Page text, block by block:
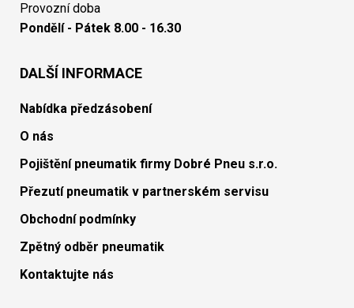
Provozní doba
Pondělí - Pátek 8.00 - 16.30
DALŠÍ INFORMACE
Nabídka předzásobení
O nás
Pojištění pneumatik firmy Dobré Pneu s.r.o.
Přezutí pneumatik v partnerském servisu
Obchodní podmínky
Zpětný odběr pneumatik
Kontaktujte nás